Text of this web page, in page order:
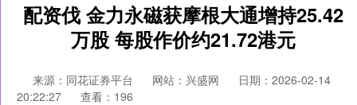
配资伐 金力永磁获摩根大通增持25.42
万股 每股作价约21.72港元
来源：同花证券平台 网站：兴盛网
日期：2026-02-14
20:22:27
查看：196